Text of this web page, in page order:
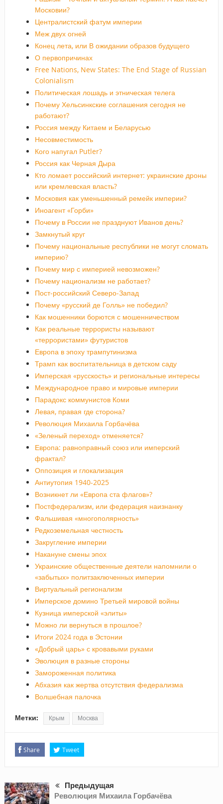
Московии?
Централистский фатум империи
Меж двух огней
Конец лета, или В ожидании образов будущего
О первопричинах
Free Nations, New States: The End Stage of Russian
Colonialism
Политическая лошадь и этническая телега
Почему Хельсинкские соглашения сегодня не
работают?
Россия между Китаем и Беларусью
Несовместимость
Кого напугал Putler?
Россия как Черная Дыра
Кто ломает российский интернет: украинские дроны
или кремлевская власть?
Московия как уменьшенный ремейк империи?
Иноагент «Горби»
Почему в России не празднуют Иванов день?
Замкнутый круг
Почему национальные республики не могут сломать
империю?
Почему мир с империей невозможен?
Почему национализм не работает?
Пост-российский Северо-Запад
Почему «русский де Голль» не победил?
Как мошенники борются с мошенничеством
Как реальные террористы называют
«террористами» футуристов
Европа в эпоху трампутинизма
Трамп как воспитательница в детском саду
Имперская «русскость» и региональные интересы
Международное право и мировые империи
Парадокс коммунистов Коми
Левая, правая где сторона?
Революция Михаила Горбачёва
«Зеленый переход» отменяется?
Европа: равноправный союз или имперский
фрактал?
Оппозиция и глокализация
Антиутопия 1940-2025
Возникнет ли «Европа ста флагов»?
Постфедерализм, или федерация наизнанку
Фальшивая «многополярность»
Редкоземельная честность
Закругление империи
Накануне смены эпох
Украинские общественные деятели напомнили о
«забытых» политзаключенных империи
Виртуальный регионализм
Имперское домино Третьей мировой войны
Кузница имперской «элиты»
Можно ли вернуться в прошлое?
Итоги 2024 года в Эстонии
«Добрый царь» с кровавыми руками
Эволюция в разные стороны
Замороженная политика
Абхазия как жертва отсутствия федерализма
Волшебная палочка
Метки: Крым Москва
Share Tweet
Предыдущая
Революция Михаила Горбачёва